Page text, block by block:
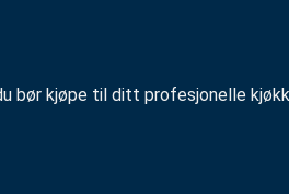
bør kjøpe til ditt profesjonelle